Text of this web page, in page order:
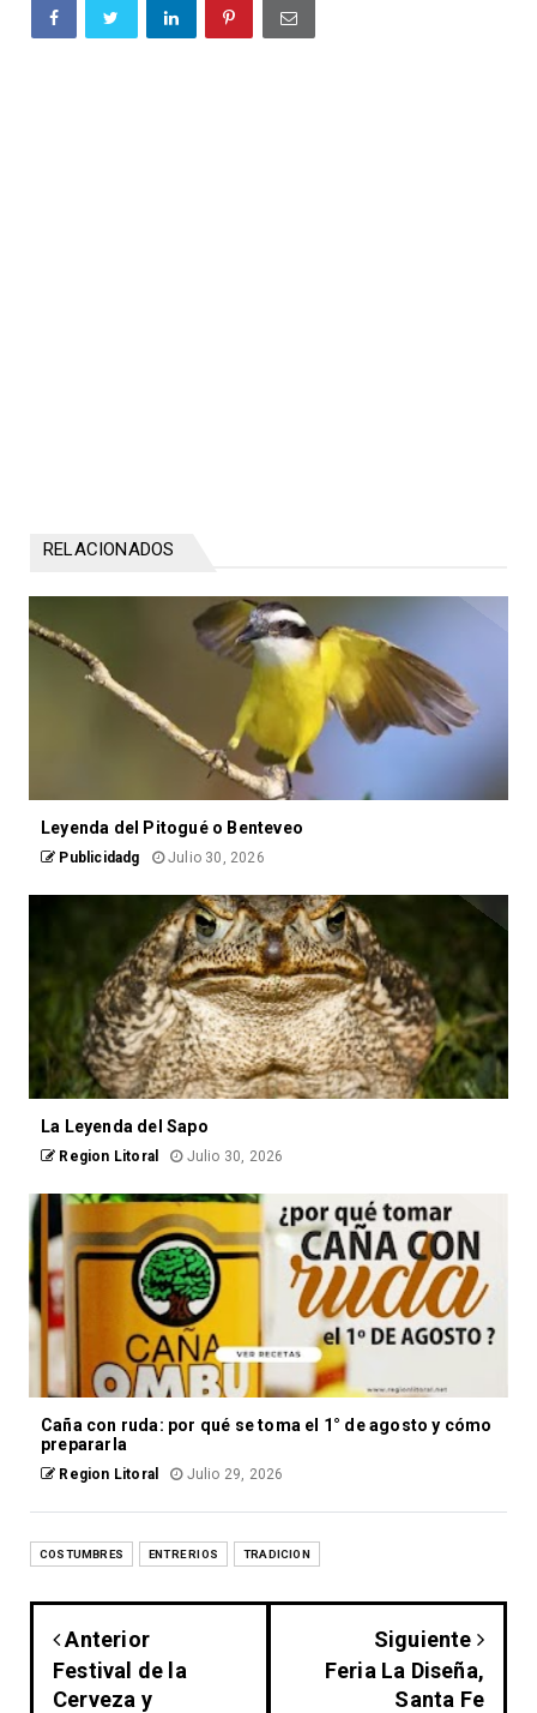
RELACIONADOS
Leyenda del Pitogué o Benteveo
Publicidadg Julio 30, 2026
La Leyenda del Sapo
Region Litoral Julio 30, 2026
Caña con ruda: por qué se toma el 1° de agosto y cómo
prepararla
Region Litoral Julio 29, 2026
COSTUMBRES ENTRE RIOS TRADICION
Anterior
Festival de la
Cerveza y
Siguiente
Feria La Diseña,
Santa Fe